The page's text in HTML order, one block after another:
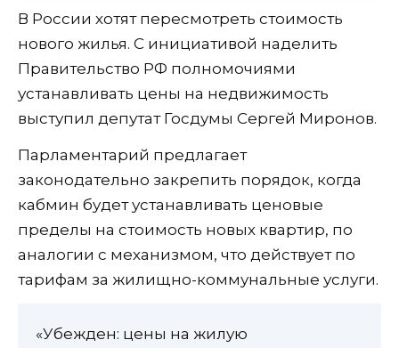
В России хотят пересмотреть стоимость
нового жилья. С инициативой наделить
Правительство РФ полномочиями
устанавливать цены на недвижимость
выступил депутат Госдумы Сергей Миронов.
Парламентарий предлагает
законодательно закрепить порядок, когда
кабмин будет устанавливать ценовые
пределы на стоимость новых квартир, по
аналогии с механизмом, что действует по
тарифам за жилищно-коммунальные услуги.
«Убежден: цены на жилую